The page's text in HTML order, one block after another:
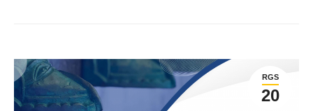
RGS
20